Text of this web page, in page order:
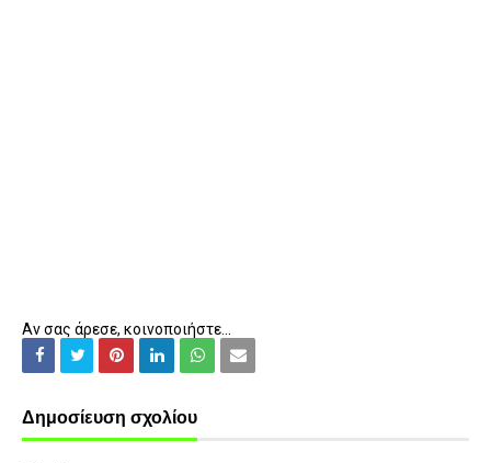
Αν σας άρεσε, κοινοποιήστε...
Δημοσίευση σχολίου